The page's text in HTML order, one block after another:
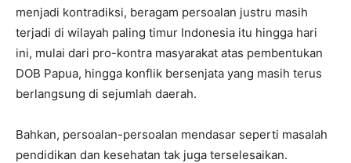
menjadi kontradiksi, beragam persoalan justru masih
terjadi di wilayah paling timur Indonesia itu hingga hari
ini, mulai dari pro-kontra masyarakat atas pembentukan
DOB Papua, hingga konflik bersenjata yang masih terus
berlangsung di sejumlah daerah.
Bahkan, persoalan-persoalan mendasar seperti masalah
pendidikan dan kesehatan tak juga terselesaikan.